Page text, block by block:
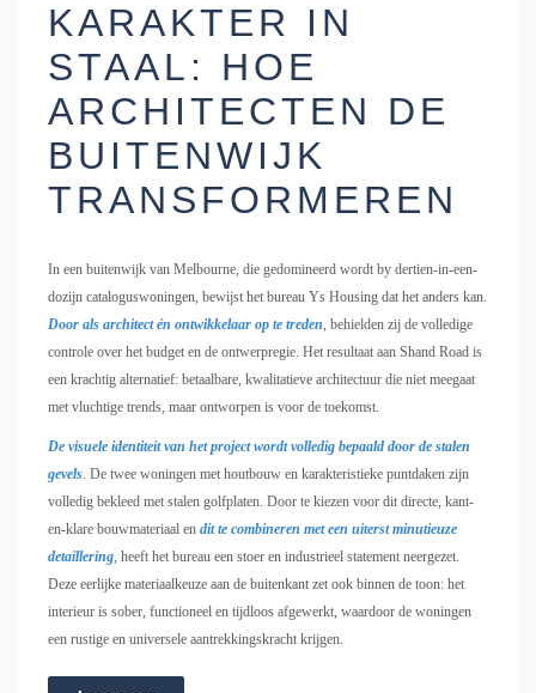
KARAKTER IN
STAAL: HOE
ARCHITECTEN DE
BUITENWIJK
TRANSFORMEREN
In een buitenwijk van Melbourne, die gedomineerd wordt by dertien-in-een-
dozijn cataloguswoningen, bewijst het bureau Ys Housing dat het anders kan.
Door als architect én ontwikkelaar op te treden, behielden zij de volledige
controle over het budget en de ontwerpregie. Het resultaat aan Shand Road is
een krachtig alternatief: betaalbare, kwalitatieve architectuur die niet meegaat
met vluchtige trends, maar ontworpen is voor de toekomst.
De visuele identiteit van het project wordt volledig bepaald door de stalen
gevels. De twee woningen met houtbouw en karakteristieke puntdaken zijn
volledig bekleed met stalen golfplaten. Door te kiezen voor dit directe, kant-
en-klare bouwmateriaal en dit te combineren met een uiterst minutieuze
detaillering, heeft het bureau een stoer en industrieel statement neergezet.
Deze eerlijke materiaalkeuze aan de buitenkant zet ook binnen de toon: het
interieur is sober, functioneel en tijdloos afgewerkt, waardoor de woningen
een rustige en universele aantrekkingskracht krijgen.